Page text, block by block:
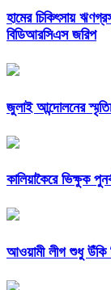
হামের চিকিৎসায়
বিডিআরসিএস জরিপ
জুলাই আন্দোলনের
কালিয়াকৈরে ভিক্ষুক
আওয়ামী লীগ শুধু উঁকি